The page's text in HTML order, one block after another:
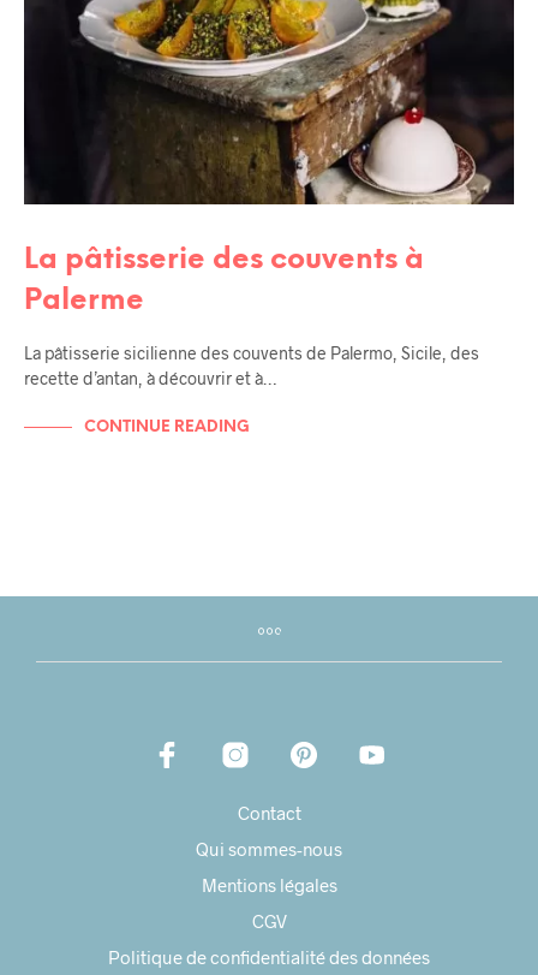
La pâtisserie des couvents à
Palerme
La pâtisserie sicilienne des couvents de Palermo, Sicile, des
recette d’antan, à découvrir et à…
CONTINUE READING
Contact
Qui sommes-nous
Mentions légales
CGV
Politique de confidentialité des données